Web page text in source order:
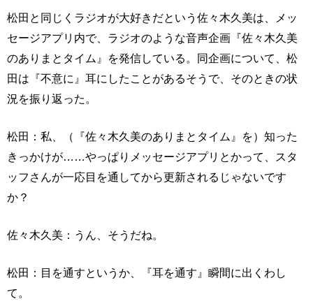
松田と同じくラジオが大好きだという佐々木久美は、メッ
セージアプリ内で、ラジオのような音声企画『佐々木久美
のありまとタイム』を発信している。同企画について、松
田は『不意に』耳にしたことがあるそうで、そのときの状
況を振り返った。
松田：私、（『佐々木久美のありまとタイム』を）知った
きっかけが……やっぱりメッセージアプリとかって、スタ
ッフさんが一応目を通してから更新されるじゃないです
か？
佐々木久美：うん、そうだね。
松田：目を通すというか、『耳を通す』瞬間に出くわし
て。